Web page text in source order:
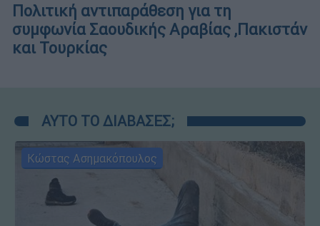
Πολιτική αντιπαράθεση για τη
συμφωνία Σαουδικής Αραβίας ,Πακιστάν
και Τουρκίας
ΑΥΤΟ ΤΟ ΔΙΑΒΑΣΕΣ;
Κώστας Ασημακόπουλος